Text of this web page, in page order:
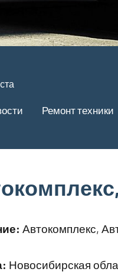
Ремонт техники
Автокомплекс,
Новосибирская